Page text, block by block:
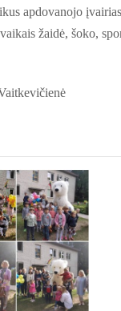
apdovanojo
žaidė, šoko,